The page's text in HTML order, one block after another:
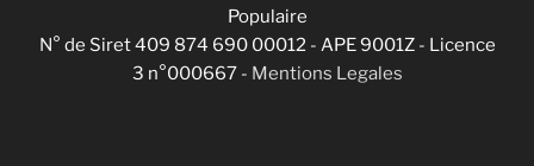
Populaire
N° de Siret 409 874 690 00012 - APE 9001Z - Licence
3 n°000667 - Mentions Legales